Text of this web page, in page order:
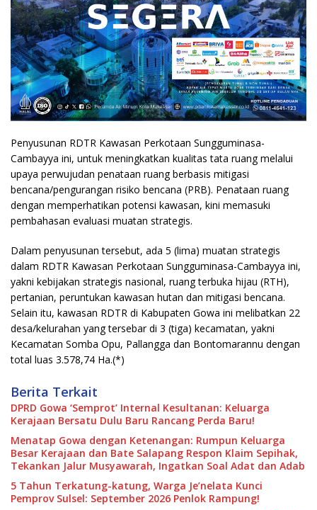
Penyusunan RDTR Kawasan Perkotaan Sungguminasa-
Cambayya ini, untuk meningkatkan kualitas tata ruang melalui
upaya perwujudan penataan ruang berbasis mitigasi
bencana/pengurangan risiko bencana (PRB). Penataan ruang
dengan memperhatikan potensi kawasan, kini memasuki
pembahasan evaluasi muatan strategis.
Dalam penyusunan tersebut, ada 5 (lima) muatan strategis
dalam RDTR Kawasan Perkotaan Sungguminasa-Cambayya ini,
yakni kebijakan strategis nasional, ruang terbuka hijau (RTH),
pertanian, peruntukan kawasan hutan dan mitigasi bencana.
Selain itu, kawasan RDTR di Kabupaten Gowa ini melibatkan 22
desa/kelurahan yang tersebar di 3 (tiga) kecamatan, yakni
Kecamatan Somba Opu, Pallangga dan Bontomarannu dengan
total luas 3.578,74 Ha.(*)
Berita Terkait
DPRD Gowa ‘Semprot’ Internal Kesultanan: Keluarga
Kerajaan Bersatu Dulu Baru Rancang Perda Baru!
Menatap Gowa dengan Ketenangan: Rumpun Keluarga
Besar Kerajaan dan Bate Salapang Respon Klaim Sepihak,
Tekankan Jalur Musyawarah, Ingatkan Soal Adat dan Adab
5 Tahun Terkatung-katung, Warga Je’nelata Kunci
Pemprov Sulsel: September 2026 Penlok Rampung!